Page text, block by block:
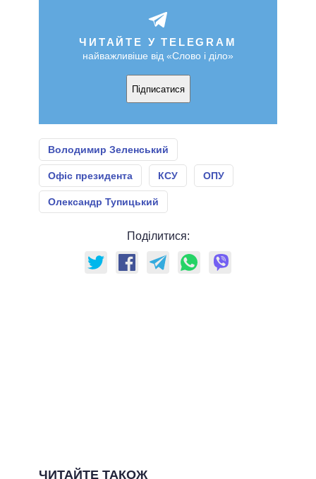
ЧИТАЙТЕ У TELEGRAM
найважливіше від «Слово і діло»
Підписатися
Володимир Зеленський
Офіс президента КСУ ОПУ
Олександр Тупицький
Поділитися:
ЧИТАЙТЕ ТАКОЖ